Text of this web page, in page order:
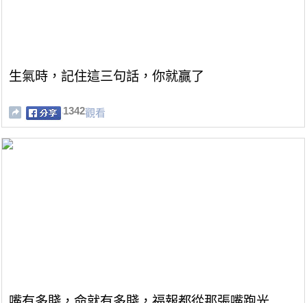
生氣時，記住這三句話，你就贏了
1342觀看